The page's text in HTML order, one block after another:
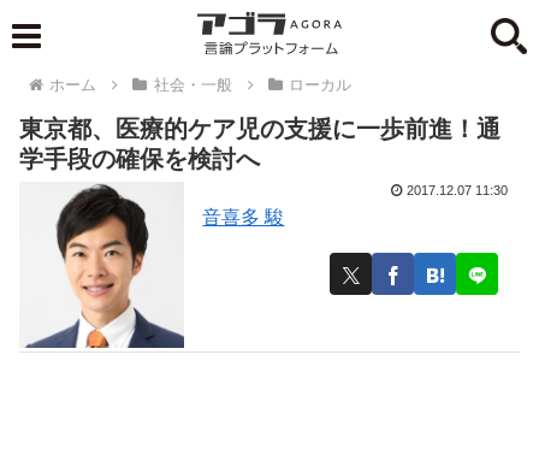
ホーム 社会・一般 ローカル
東京都、医療的ケア児の支援に一歩前進！通
学手段の確保を検討へ
音喜多 駿
2017.12.07 11:30